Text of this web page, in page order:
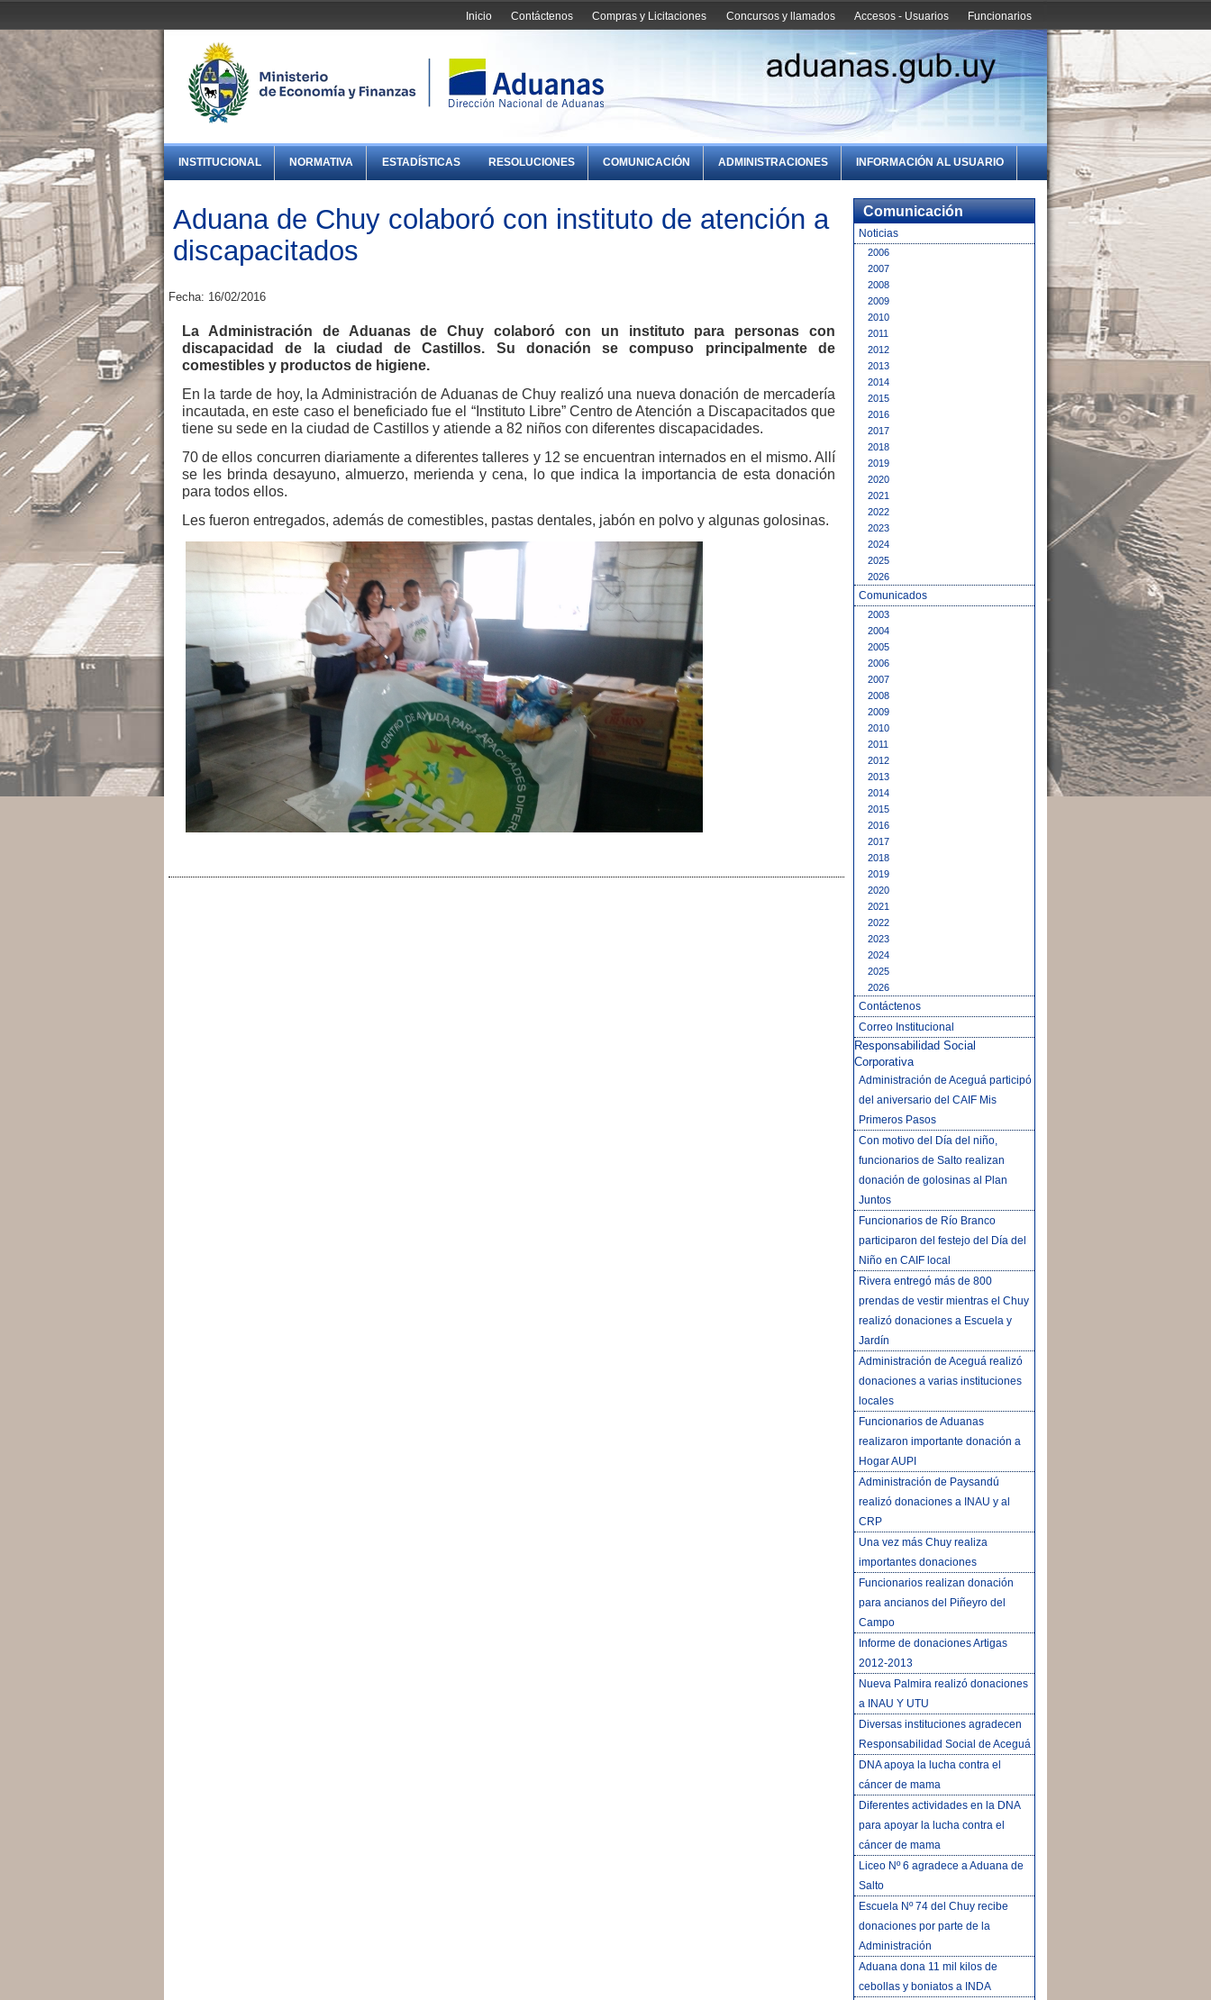
Funcionarios
Accesos - Usuarios
Concursos y llamados
Compras y Licitaciones
Contáctenos
Inicio
INSTITUCIONAL NORMATIVA ESTADÍSTICAS RESOLUCIONES COMUNICACIÓN ADMINISTRACIONES INFORMACIÓN AL USUARIO
Aduana de Chuy colaboró con instituto de atención a
discapacitados
Fecha: 16/02/2016
La Administración de Aduanas de Chuy colaboró con un instituto para personas con
discapacidad de la ciudad de Castillos. Su donación se compuso principalmente de
comestibles y productos de higiene.
En la tarde de hoy, la Administración de Aduanas de Chuy realizó una nueva donación de mercadería
incautada, en este caso el beneficiado fue el “Instituto Libre” Centro de Atención a Discapacitados que
tiene su sede en la ciudad de Castillos y atiende a 82 niños con diferentes discapacidades.
70 de ellos concurren diariamente a diferentes talleres y 12 se encuentran internados en el mismo. Allí
se les brinda desayuno, almuerzo, merienda y cena, lo que indica la importancia de esta donación
para todos ellos.
Les fueron entregados, además de comestibles, pastas dentales, jabón en polvo y algunas golosinas.
Comunicación
Noticias
2006
2007
2008
2009
2010
2011
2012
2013
2014
2015
2016
2017
2018
2019
2020
2021
2022
2023
2024
2025
2026
Comunicados
2003
2004
2005
2006
2007
2008
2009
2010
2011
2012
2013
2014
2015
2016
2017
2018
2019
2020
2021
2022
2023
2024
2025
2026
Contáctenos
Correo Institucional
Responsabilidad Social
Corporativa
Administración de Aceguá participó
del aniversario del CAIF Mis
Primeros Pasos
Con motivo del Día del niño,
funcionarios de Salto realizan
donación de golosinas al Plan
Juntos
Funcionarios de Río Branco
participaron del festejo del Día del
Niño en CAIF local
Rivera entregó más de 800
prendas de vestir mientras el Chuy
realizó donaciones a Escuela y
Jardín
Administración de Aceguá realizó
donaciones a varias instituciones
locales
Funcionarios de Aduanas
realizaron importante donación a
Hogar AUPI
Administración de Paysandú
realizó donaciones a INAU y al
CRP
Una vez más Chuy realiza
importantes donaciones
Funcionarios realizan donación
para ancianos del Piñeyro del
Campo
Informe de donaciones Artigas
2012-2013
Nueva Palmira realizó donaciones
a INAU Y UTU
Diversas instituciones agradecen
Responsabilidad Social de Aceguá
DNA apoya la lucha contra el
cáncer de mama
Diferentes actividades en la DNA
para apoyar la lucha contra el
cáncer de mama
Liceo Nº 6 agradece a Aduana de
Salto
Escuela Nº 74 del Chuy recibe
donaciones por parte de la
Administración
Aduana dona 11 mil kilos de
cebollas y boniatos a INDA